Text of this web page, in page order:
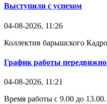
Выступили с успехом
04-08-2026, 11:26
Коллектив барышского
График работы
04-08-2026, 11:21
Время работы с 9.00 до